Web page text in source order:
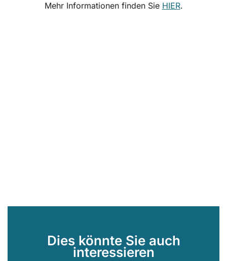
Mehr Informationen finden Sie HIER.
Dies könnte Sie auch
interessieren